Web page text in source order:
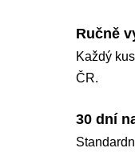
Ručně
Každý
ČR.
30 dní